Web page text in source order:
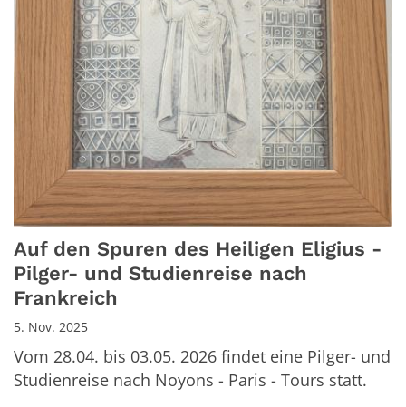
Auf den Spuren des Heiligen Eligius -
Pilger- und Studienreise nach
Frankreich
5. Nov. 2025
Vom 28.04. bis 03.05. 2026 findet eine Pilger- und
Studienreise nach Noyons - Paris - Tours statt.